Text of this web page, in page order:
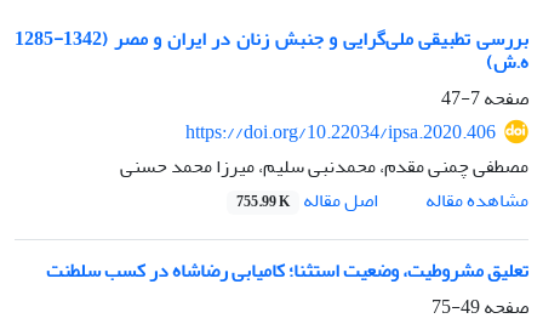
بررسی تطبیقی ملی‌گرایی و جنبش زنان در ایران و مصر (1342-1285
ه.ش)
صفحه7-47
https://doi.org/10.22034/ipsa.2020.406
مصطفی چمنی مقدم، محمدنبی سلیم، میرزا محمد حسنی
مشاهده مقاله
اصل مقاله 755.99 K
تعلیق مشروطیت، وضعیت استثنا؛ کامیابی رضاشاه در کسب سلطنت
صفحه49-75